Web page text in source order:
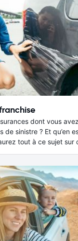
dont vous
de sinistre ? Et qu’en
tout à ce sujet sur